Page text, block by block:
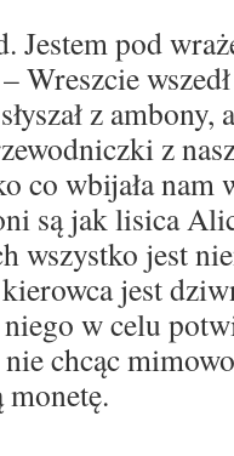
Jestem pod
Wreszcie
z
z
co wbijała nam
są jak lisica
wszystko jest
jest
niego w celu
chcąc